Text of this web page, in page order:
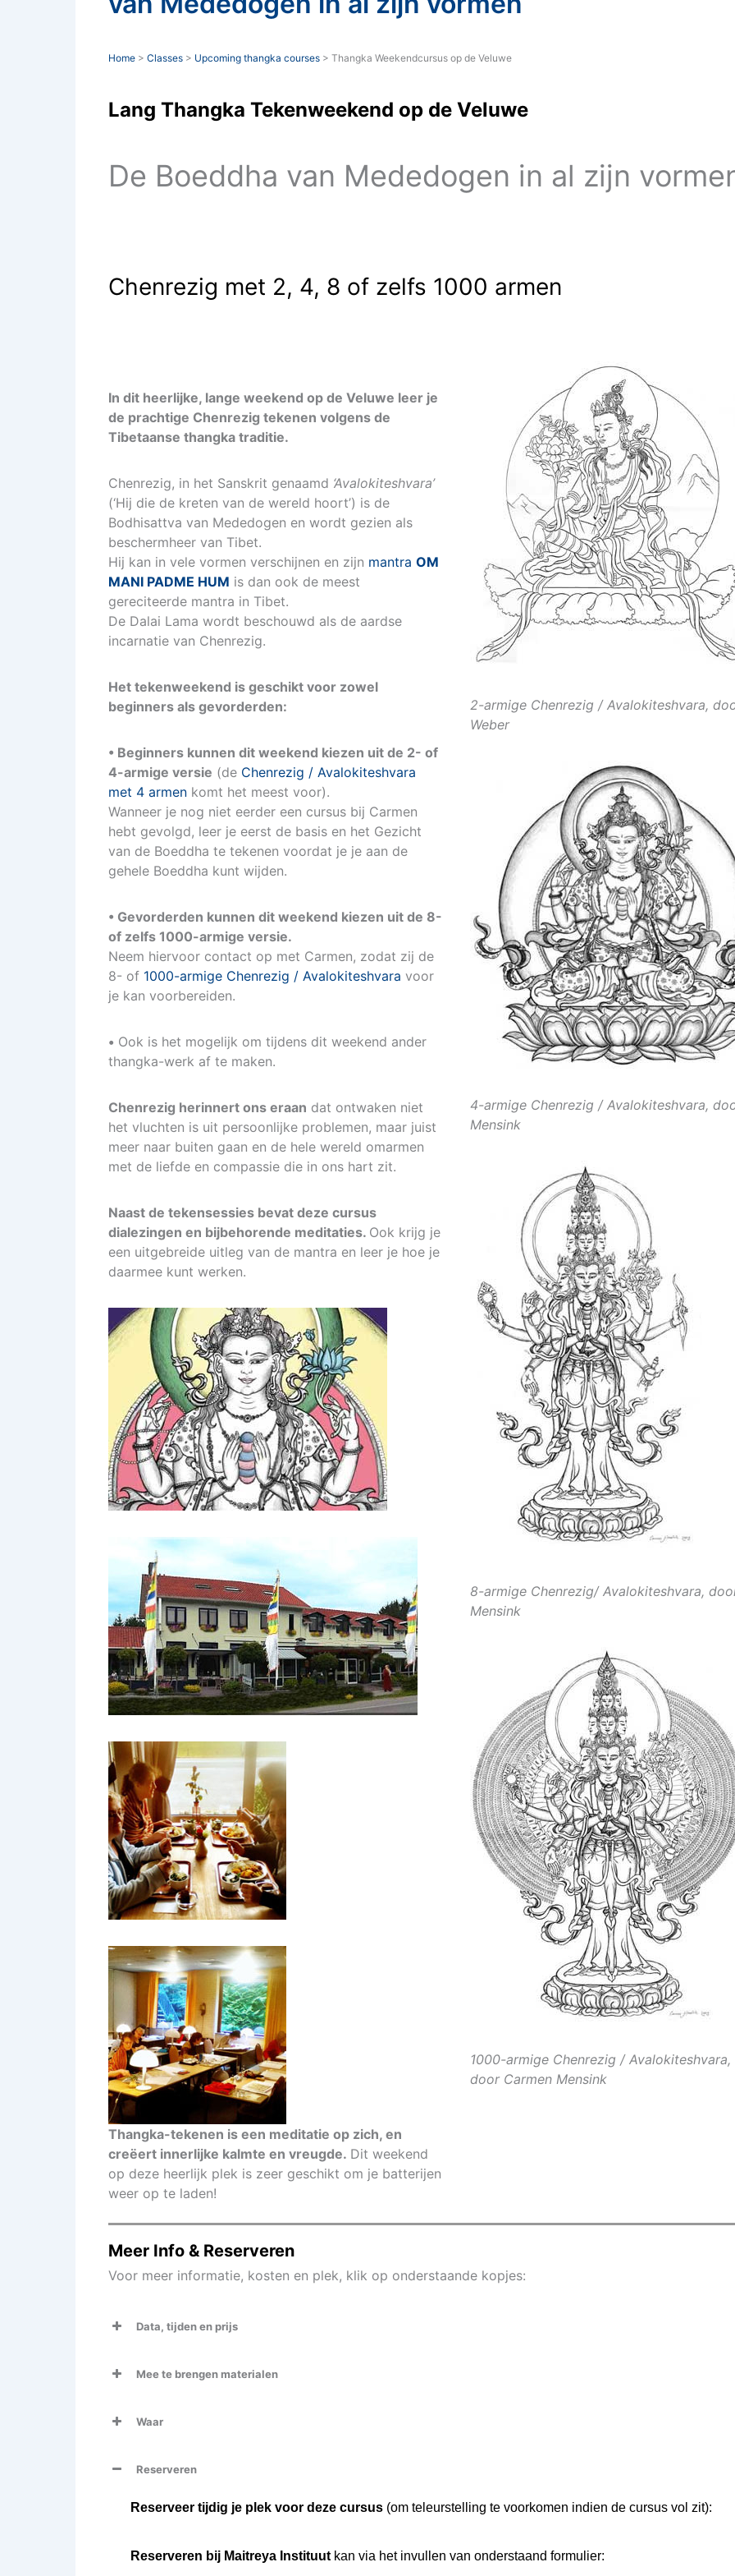
Home > Classes > Upcoming thangka courses > Thangka Weekendcursus op de Veluwe
Lang Thangka Tekenweekend op de Veluwe
De Boeddha van Mededogen in al zijn
Chenrezig met 2, 4, 8 of zelfs 1000 armen
In dit heerlijke, lange weekend op de Veluwe leer je
de prachtige Chenrezig tekenen volgens de
Tibetaanse thangka traditie.
Chenrezig, in het Sanskrit genaamd ‘Avalokiteshvara’
(‘Hij die de kreten van de wereld hoort’) is de
Bodhisattva van Mededogen en wordt gezien als
beschermheer van Tibet.
Hij kan in vele vormen verschijnen en zijn mantra OM
MANI PADME HUM is dan ook de meest
gereciteerde mantra in Tibet.
De Dalai Lama wordt beschouwd als de aardse
incarnatie van Chenrezig.
Het tekenweekend is geschikt voor zowel
beginners als gevorderden:
• Beginners kunnen dit weekend kiezen uit de 2- of
4-armige versie (de Chenrezig / Avalokiteshvara
met 4 armen komt het meest voor).
Wanneer je nog niet eerder een cursus bij Carmen
hebt gevolgd, leer je eerst de basis en het Gezicht
van de Boeddha te tekenen voordat je je aan de
gehele Boeddha kunt wijden.
• Gevorderden kunnen dit weekend kiezen uit de 8-
of zelfs 1000-armige versie.
Neem hiervoor contact op met Carmen, zodat zij de
8- of 1000-armige Chenrezig / Avalokiteshvara voor
je kan voorbereiden.
• Ook is het mogelijk om tijdens dit weekend ander
thangka-werk af te maken.
Chenrezig herinnert ons eraan dat ontwaken niet
het vluchten is uit persoonlijke problemen, maar juist
meer naar buiten gaan en de hele wereld omarmen
met de liefde en compassie die in ons hart zit.
Naast de tekensessies bevat deze cursus
dialezingen en bijbehorende meditaties. Ook krijg je
een uitgebreide uitleg van de mantra en leer je hoe je
daarmee kunt werken.
Thangka-tekenen is een meditatie op zich, en
creëert innerlijke kalmte en vreugde. Dit weekend
op deze heerlijk plek is zeer geschikt om je batterijen
weer op te laden!
2-armige Chenrezig / Avalokiteshvara,
Weber
4-armige Chenrezig / Avalokiteshvara,
Mensink
8-armige Chenrezig/ Avalokiteshvara,
Mensink
1000-armige Chenrezig / Avalokiteshvara,
door Carmen Mensink
Meer Info & Reserveren
Voor meer informatie, kosten en plek, klik op onderstaande kopjes:
Data, tijden en prijs
Mee te brengen materialen
Waar
Reserveren
Reserveer tijdig je plek voor deze cursus (om teleurstelling te voorkomen indien de cursus vol zit):
Reserveren bij Maitreya Instituut kan via het invullen van onderstaand formulier: